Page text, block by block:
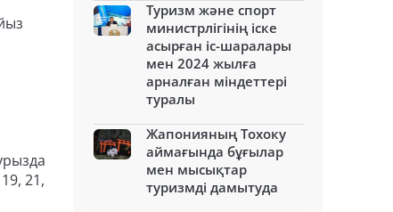
21,
Туризм және спорт
министрлігінің іске
асырған іс-шаралары
мен 2024 жылға
арналған міндеттері
туралы
Жапонияның Тохоку
аймағында бұғылар
мен мысықтар
туризмді дамытуда